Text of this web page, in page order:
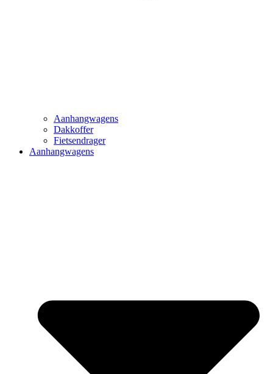
Aanhangwagens
Dakkoffer
Fietsendrager
Aanhangwagens